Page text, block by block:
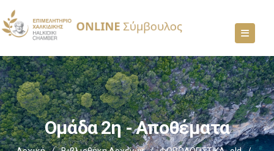
Ομάδα 2η - Αποθέματα